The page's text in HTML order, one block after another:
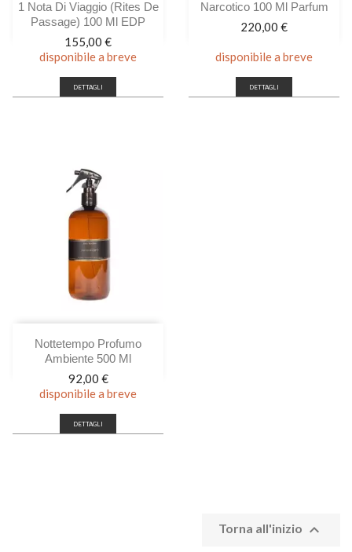
1 Nota Di Viaggio (rites De
Passage) 100 Ml EDP
Prezzo
155,00 €
disponibile a breve
DETTAGLI
Narcotico 100 Ml Parfum
Prezzo
220,00 €
disponibile a breve
DETTAGLI
Nottetempo Profumo
Ambiente 500 Ml
Prezzo
92,00 €
disponibile a breve
DETTAGLI
Torna all'inizio 